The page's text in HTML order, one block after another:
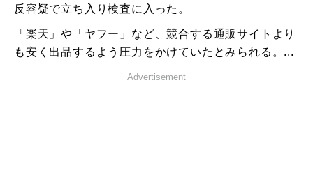
反容疑で立ち入り検査に入った。
「楽天」や「ヤフー」など、競合する通販サイトより
も安く出品するよう圧力をかけていたとみられる。...
Advertisement